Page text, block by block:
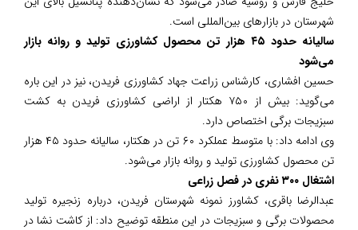
شهرستان در بازارهای بین‌المللی است.
سالیانه حدود ۴۵ هزار تن محصول کشاورزی تولید و روانه بازار
می‌شود
حسین افشاری، کارشناس زراعت جهاد کشاورزی فریدن، نیز در این باره
می‌گوید: بیش از ۷۵۰ هکتار از اراضی کشاورزی فریدن به کشت
سبزیجات برگی اختصاص دارد.
وی ادامه داد: با متوسط عملکرد ۶۰ تن در هکتار، سالیانه حدود ۴۵ هزار
تن محصول کشاورزی تولید و روانه بازار می‌شود.
اشتغال ۳۰۰ نفری در فصل زراعی
عبدالرضا باقری، کشاورز نمونه شهرستان فریدن، درباره زنجیره تولید
محصولات برگی و سبزیجات در این منطقه توضیح داد: از کاشت نشا در